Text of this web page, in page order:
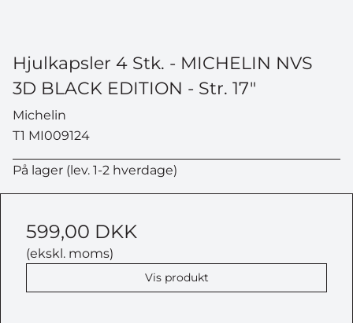
Hjulkapsler 4 Stk. - MICHELIN NVS
3D BLACK EDITION - Str. 17"
Michelin
T1 MI009124
På lager (lev. 1-2 hverdage)
599,00 DKK
(ekskl. moms)
Vis produkt